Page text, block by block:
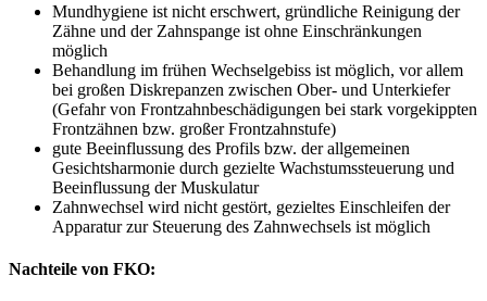
Mundhygiene ist nicht erschwert, gründliche Reinigung der
Zähne und der Zahnspange ist ohne Einschränkungen
möglich
Behandlung im frühen Wechselgebiss ist möglich, vor allem
bei großen Diskrepanzen zwischen Ober- und Unterkiefer
(Gefahr von Frontzahnbeschädigungen bei stark vorgekippten
Frontzähnen bzw. großer Frontzahnstufe)
gute Beeinflussung des Profils bzw. der allgemeinen
Gesichtsharmonie durch gezielte Wachstumssteuerung und
Beeinflussung der Muskulatur
Zahnwechsel wird nicht gestört, gezieltes Einschleifen der
Apparatur zur Steuerung des Zahnwechsels ist möglich
Nachteile von FKO: